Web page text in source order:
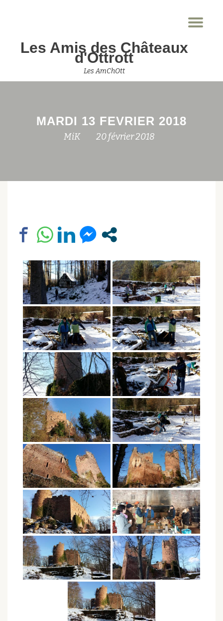
contenuLes Amis des Châteaux
d'Ottrott
Les AmChOtt
MARDI 13 FEVRIER 2018
MiK 20 février 2018